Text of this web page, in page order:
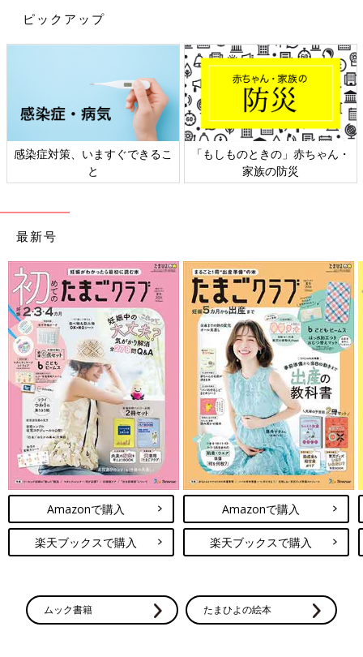
ピックアップ
感染症対策、いますぐできるこ
と
「もしものときの」赤ちゃん・
家族の防災
最新号
Amazonで購入
楽天ブックスで購入
Amazonで購入
楽天ブックスで購入
ムック書籍 たまひよの絵本